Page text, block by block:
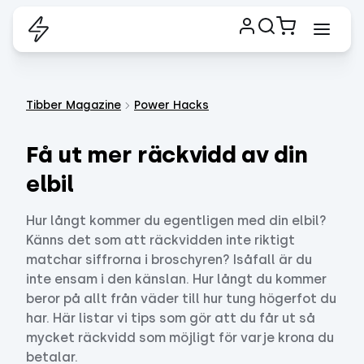
Tibber Magazine Power Hacks
Få ut mer räckvidd av din
elbil
Hur långt kommer du egentligen med din elbil?
Känns det som att räckvidden inte riktigt
matchar siffrorna i broschyren? Isåfall är du
inte ensam i den känslan. Hur långt du kommer
beror på allt från väder till hur tung högerfot du
har. Här listar vi tips som gör att du får ut så
mycket räckvidd som möjligt för varje krona du
betalar.